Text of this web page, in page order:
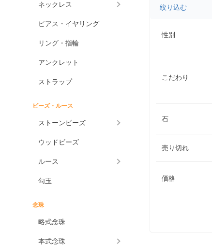
ネックレス
ピアス・イヤリング
リング・指輪
アンクレット
ストラップ
ビーズ・ルース
ストーンビーズ
ウッドビーズ
ルース
勾玉
念珠
略式念珠
本式念珠
絞り込む
性別
こだわり
石
売り切れ
価格